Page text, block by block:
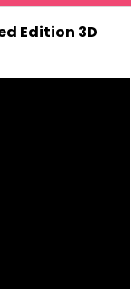
Edition 3D